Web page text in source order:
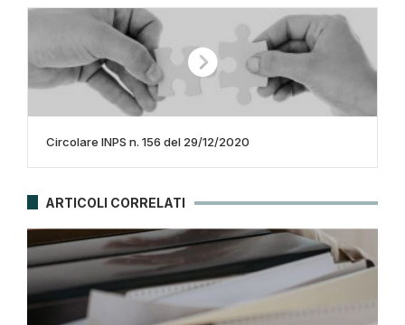
Circolare INPS n. 156 del 29/12/2020
ARTICOLI CORRELATI